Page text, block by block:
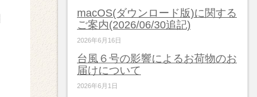
macOS(ダウンロード版)に関する
ご案内(2026/06/30追記)
2026年6月16日
台風６号の影響によるお荷物のお
届けについて
2026年6月1日